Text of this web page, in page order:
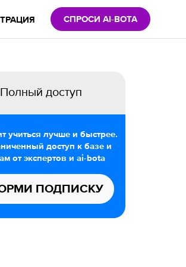
СПРОСИ AI-BOTA
Полный доступ
учиться лучше и быстрее.
доступ к базе и
от экспертов и ai-bota
ПОДПИСКУ